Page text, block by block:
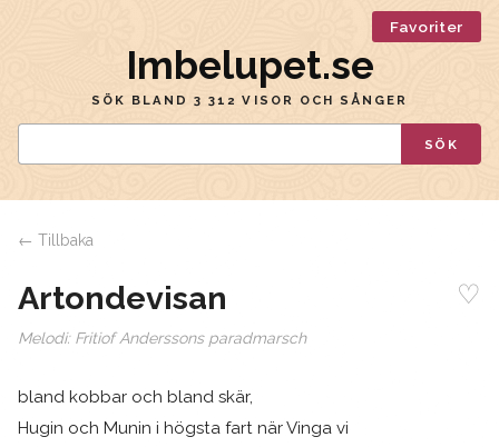
Favoriter
Imbelupet.se
SÖK BLAND 3 312 VISOR OCH SÅNGER
SÖK
← Tillbaka
Artondevisan ♡
Melodi: Fritiof Anderssons paradmarsch
bland kobbar och bland skär,
Hugin och Munin i högsta fart när Vinga vi